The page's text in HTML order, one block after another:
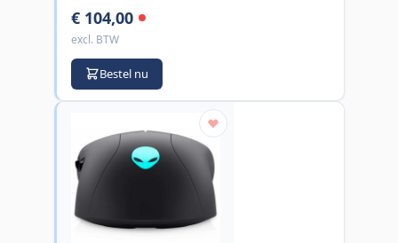
€ 104,00
excl. BTW
Bestel nu